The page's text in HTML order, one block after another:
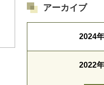
アーカイブ
2024年
2022年